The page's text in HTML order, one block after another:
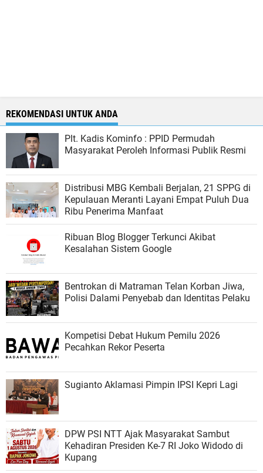
REKOMENDASI UNTUK ANDA
Plt. Kadis Kominfo : PPID Permudah
Masyarakat Peroleh Informasi Publik Resmi
Distribusi MBG Kembali Berjalan, 21 SPPG di
Kepulauan Meranti Layani Empat Puluh Dua
Ribu Penerima Manfaat
Ribuan Blog Blogger Terkunci Akibat
Kesalahan Sistem Google
Bentrokan di Matraman Telan Korban Jiwa,
Polisi Dalami Penyebab dan Identitas Pelaku
Kompetisi Debat Hukum Pemilu 2026
Pecahkan Rekor Peserta
Sugianto Aklamasi Pimpin IPSI Kepri Lagi
DPW PSI NTT Ajak Masyarakat Sambut
Kehadiran Presiden Ke-7 RI Joko Widodo di
Kupang